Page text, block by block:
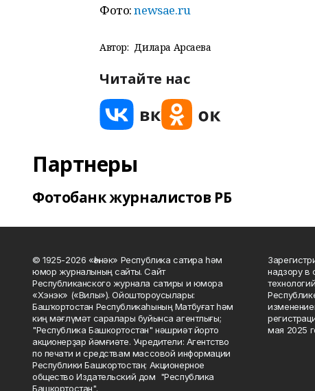
Фото:newsae.ru
Автор: Дилара Арсаева
Читайте нас
Партнеры
Фотобанк журналистов РБ
© 1925-2026 «Һәнәк» Республика сатира һәм
юмор журналының сайты. Сайт
Республиканского журнала сатиры и юмора
«Хэнэк» («Вилы»). Ойоштороусылары:
Башҡортостан Республикаһының Матбуғат һәм
киң мәғлүмәт саралары буйынса агентлығы;
"Республика Башкортостан" нәшриәт йорто
акционерҙар йәмғиәте. Учредители: Агентство
по печати и средствам массовой информации
Республики Башкортостан; Акционерное
общество Издательский дом "Республика
Башкортостан".
надзору в
мая 2025